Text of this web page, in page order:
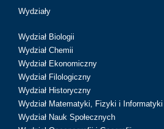
Wydziały
Wydział Biologii
Wydział Chemii
Wydział Ekonomiczny
Wydział Filologiczny
Wydział Historyczny
Wydział Matematyki, Fizyki i Informatyki
Wydział Nauk Społecznych